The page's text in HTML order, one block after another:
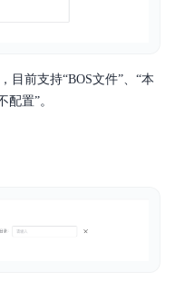
目前支持“BOS文件”、“本
配置”。